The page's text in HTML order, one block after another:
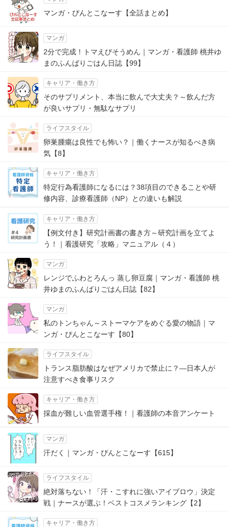
マンガ・ぴんとこなーす【全話まとめ】
マンガ
2分で完成！トマえびそうめん｜マンガ・看護師 桃井ゆ
まのふんばりごはん日誌【99】
キャリア・働き方
そのサプリメント、本当に飲んで大丈夫？～飲んだ方
が良いサプリ・無駄なサプリ
ライフスタイル
卵巣腫瘍は良性でも怖い？｜働くナースが知るべき病
気【8】
キャリア・働き方
特定行為看護師になるには？38項目のできることや研
修内容、診療看護師（NP）との違いも解説
キャリア・働き方
【例文付き】研究計画書の書き方～研究計画を立てよ
う！｜看護研究「攻略」マニュアル（４）
マンガ
レンジでふわとろんっ 蒸し卵豆腐｜マンガ・看護師 桃
井ゆまのふんばりごはん日誌【82】
マンガ
私のトンちゃん～ストーマケアをめぐる愛の物語｜マ
ンガ・ぴんとこなーす【80】
ライフスタイル
トランス脂肪酸はなぜアメリカで禁止に？―日本人が
注意すべき食事リスク
キャリア・働き方
採血が難しい血管選手権！｜看護師の本音アンケート
マンガ
汗だく｜マンガ・ぴんとこなーす【615】
ライフスタイル
絶対落ちない！「汗・こすれに強いアイブロウ」決定
戦｜ナースが選ぶ！ベストコスメランキング【2】
キャリア・働き方